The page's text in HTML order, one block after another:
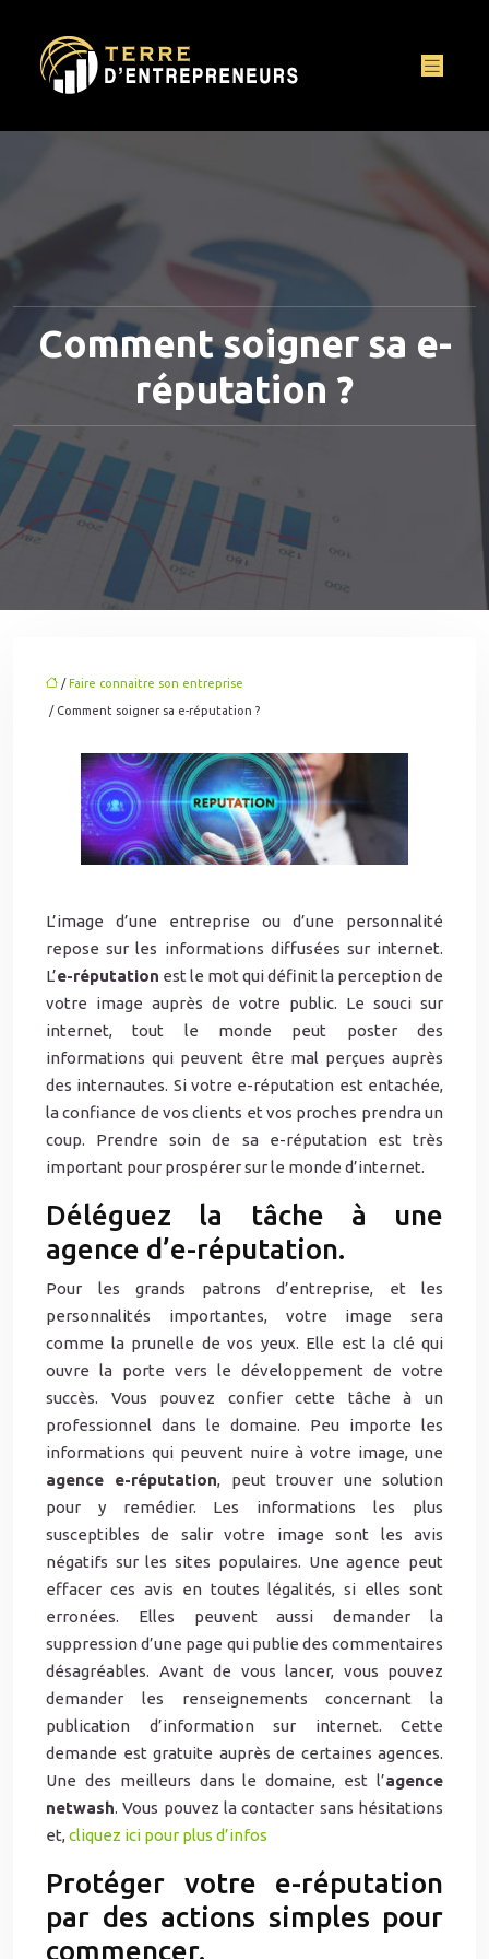
Comment soigner sa e-
réputation ?
/Faire connaitre son entreprise
/ Comment soigner sa e-réputation ?
L’image d’une entreprise ou d’une personnalité
repose sur les informations diffusées sur internet.
L’e-réputation est le mot qui définit la perception de
votre image auprès de votre public. Le souci sur
internet, tout le monde peut poster des
informations qui peuvent être mal perçues auprès
des internautes. Si votre e-réputation est entachée,
la confiance de vos clients et vos proches prendra un
coup. Prendre soin de sa e-réputation est très
important pour prospérer sur le monde d’internet.
Déléguez la tâche à une
agence d’e-réputation.
Pour les grands patrons d’entreprise, et les
personnalités importantes, votre image sera
comme la prunelle de vos yeux. Elle est la clé qui
ouvre la porte vers le développement de votre
succès. Vous pouvez confier cette tâche à un
professionnel dans le domaine. Peu importe les
informations qui peuvent nuire à votre image, une
agence e-réputation, peut trouver une solution
pour y remédier. Les informations les plus
susceptibles de salir votre image sont les avis
négatifs sur les sites populaires. Une agence peut
effacer ces avis en toutes légalités, si elles sont
erronées. Elles peuvent aussi demander la
suppression d’une page qui publie des commentaires
désagréables. Avant de vous lancer, vous pouvez
demander les renseignements concernant la
publication d’information sur internet. Cette
demande est gratuite auprès de certaines agences.
Une des meilleurs dans le domaine, est l’agence
netwash. Vous pouvez la contacter sans hésitations
et,cliquez ici pour plus d’infos
Protéger votre e-réputation
par des actions simples pour
commencer.